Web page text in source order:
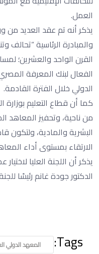
العمل.
يذكر أنه تم عقد العديد من
والمبادرة الرئاسية
القرن الواحد والعشرين؛
الفعال لبنك المعرفة
الدولي خلال الفترة القادمة.
كما أن قطاع التعليم
من ناحية، وتحفيز المعاهد
البشرية والمادية،
الارتقاء بمستوى أداء
الدكتور جودة غانم رئيسًا
Tags: المعهد الدولي